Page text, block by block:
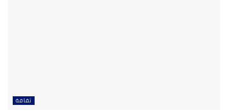
ثقافة